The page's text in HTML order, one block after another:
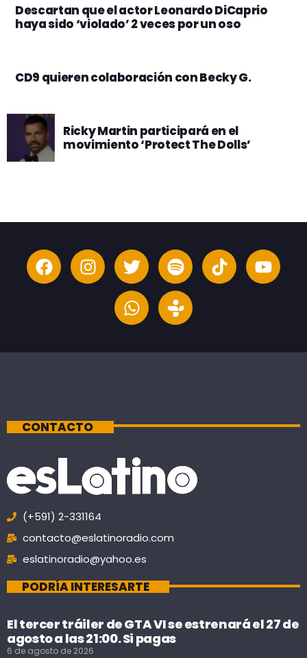
Descartan que el actor Leonardo DiCaprio
haya sido ‘violado’ 2 veces por un oso
CD9 quieren colaboración con Becky G.
Ricky Martin participará en el
movimiento ‘Protect The Dolls’
CONTACTO
(+591) 2-331164
contacto@eslatinoradio.com
eslatinoradio@yahoo.es
PODRÍA INTERESARTE
El tercer tráiler de GTA VI se estrenará el 27 de
agosto a las 21:00. Si pagas
6 de agosto de 2026